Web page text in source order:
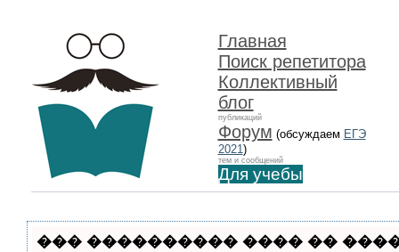
Главная
Поиск репетитора
Коллективный
блог
публикаций
Форум (обсуждаем ЕГЭ
2021)
тем и сообщений
Для учебы
��� ���������� ���� ��